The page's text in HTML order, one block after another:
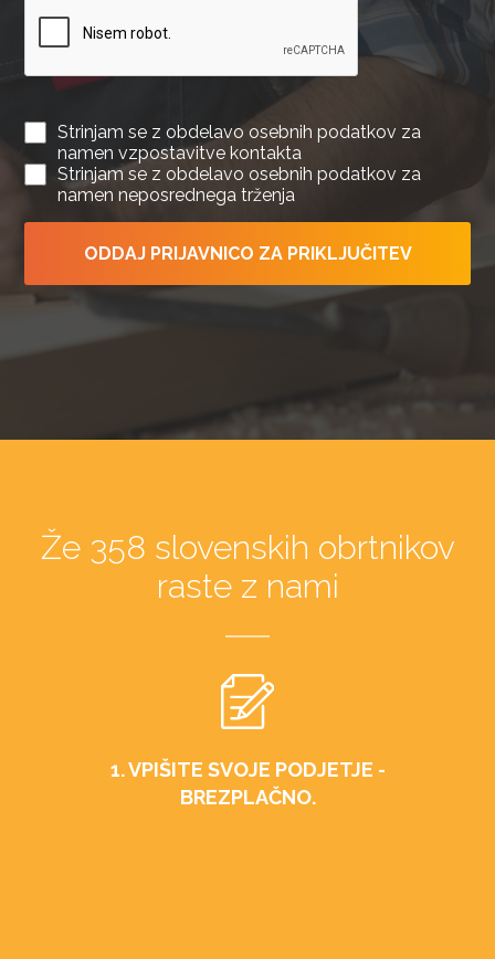
Strinjam se z obdelavo osebnih podatkov za
namen vzpostavitve kontakta
Strinjam se z obdelavo osebnih podatkov za
namen neposrednega trženja
ODDAJ PRIJAVNICO ZA PRIKLJUČITEV
Že 358 slovenskih obrtnikov
raste z nami
1. VPIŠITE SVOJE PODJETJE -
BREZPLAČNO.